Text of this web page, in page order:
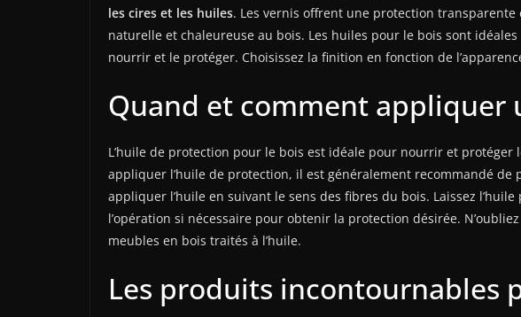
les cires et les huiles. Les vernis offrent une protection
naturelle et chaleureuse au bois. Les huiles pour le bois sont
nourrir et le protéger. Choisissez la finition en fonction de
Quand et comment appliquer
L’huile de protection pour le bois est idéale pour nourrir et protéger
appliquer l’huile de protection, il est généralement recommandé
appliquer l’huile en suivant le sens des fibres du bois. Laissez
l’opération si nécessaire pour obtenir la protection désirée.
meubles en bois traités à l’huile.
Les produits incontournables